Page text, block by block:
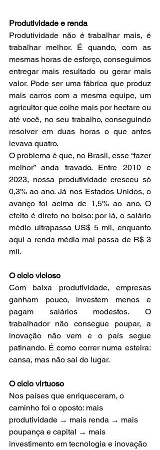
Produtividade e renda
Produtividade não é trabalhar mais, é
trabalhar melhor. É quando, com as
mesmas horas de esforço, conseguimos
entregar mais resultado ou gerar mais
valor. Pode ser uma fábrica que produz
mais carros com a mesma equipe, um
agricultor que colhe mais por hectare ou
até você, no seu trabalho, conseguindo
resolver em duas horas o que antes
levava quatro.
O problema é que, no Brasil, esse “fazer
melhor” anda travado. Entre 2010 e
2023, nossa produtividade cresceu só
0,3% ao ano. Já nos Estados Unidos, o
avanço foi acima de 1,5% ao ano. O
efeito é direto no bolso: por lá, o salário
médio ultrapassa US$ 5 mil, enquanto
aqui a renda média mal passa de R$ 3
mil.
O ciclo vicioso
Com baixa produtividade, empresas
ganham pouco, investem menos e
pagam salários modestos. O
trabalhador não consegue poupar, a
inovação não vem e o país segue
patinando. É como correr numa esteira:
cansa, mas não sai do lugar.
O ciclo virtuoso
Nos países que enriqueceram, o
caminho foi o oposto: mais
produtividade → mais renda → mais
poupança e capital → mais
investimento em tecnologia e inovação